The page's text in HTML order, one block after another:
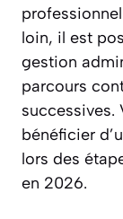
loin, il est
gestion
parcours
successives.
bénéficier
lors des
en 2026.